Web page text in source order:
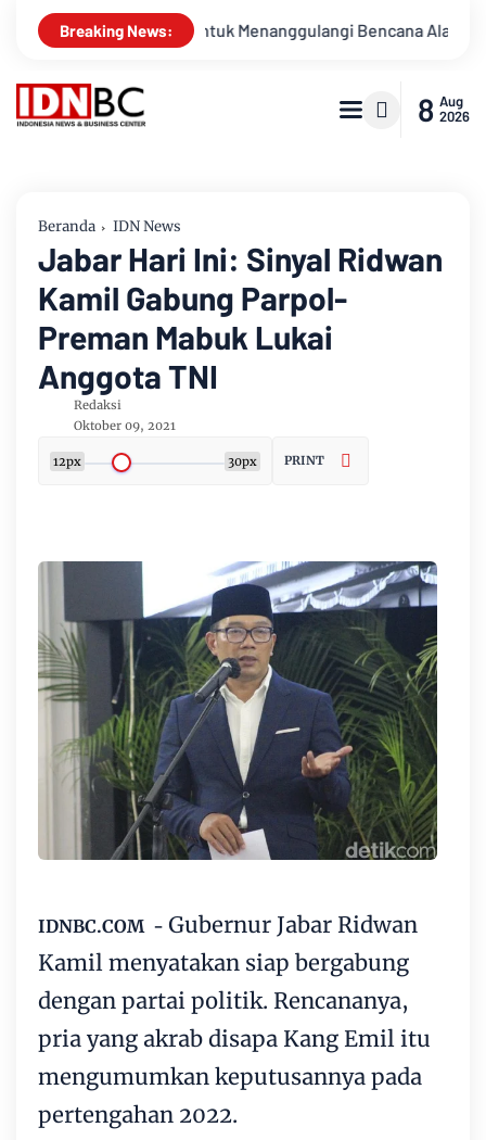
Breaking News:
Menanggulangi Bencana Alam Kabupaten Bengkalis
8 Aug
2026
Beranda IDN News
Jabar Hari Ini: Sinyal Ridwan
Kamil Gabung Parpol-
Preman Mabuk Lukai
Anggota TNI
Redaksi
Oktober 09, 2021
12px 30px PRINT
IDNBC.COM - Gubernur Jabar Ridwan
Kamil menyatakan siap bergabung
dengan partai politik. Rencananya,
pria yang akrab disapa Kang Emil itu
mengumumkan keputusannya pada
pertengahan 2022.